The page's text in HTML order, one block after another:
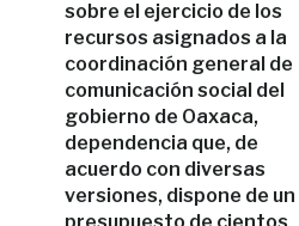
sobre el ejercicio de los
recursos asignados a la
coordinación general de
comunicación social del
gobierno de Oaxaca,
dependencia que, de
acuerdo con diversas
versiones, dispone de un
presupuesto de cientos